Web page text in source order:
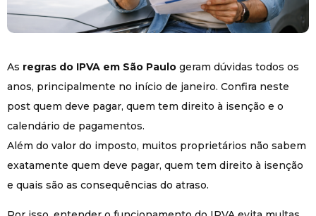
As regras do IPVA em São Paulo geram dúvidas todos os
anos, principalmente no início de janeiro. Confira neste
post quem deve pagar, quem tem direito à isenção e o
calendário de pagamentos.
Além do valor do imposto, muitos proprietários não sabem
exatamente quem deve pagar, quem tem direito à isenção
e quais são as consequências do atraso.